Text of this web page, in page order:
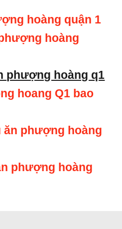
hoàng quận 1
hoàng
phượng hoàng q1
hoang Q1 bao
ăn phượng hoàng
phượng hoàng